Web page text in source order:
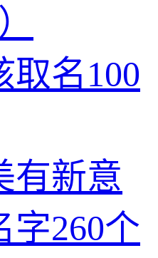
取名100
有新意
字260个